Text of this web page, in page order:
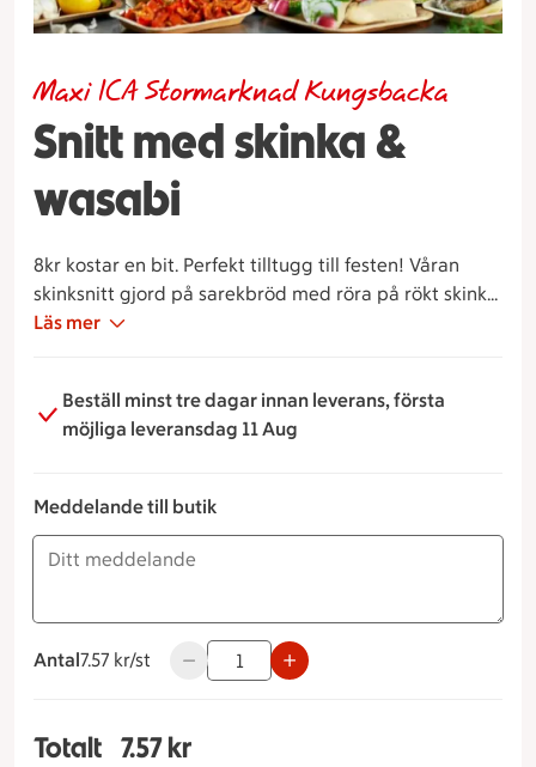
Snitt med skinka &
wasabi
Maxi ICA Stormarknad Kungsbacka
8kr kostar en bit. Perfekt tilltugg till festen! Våran
skinksnitt gjord på sarekbröd med röra på rökt skinka,
wasabi, creme cheese, rödlök & färsk spenat.
Läs mer
Beställ minst tre dagar innan leverans, första
möjliga leveransdag 11 Aug
Meddelande till butik
Antal
7.57 kronor styck
7.57 kr/st Använd knapparna för att minska eller
Totalt Totalt 1 stycken Snitt med skinka & wasabi, 7.57
7.57 kr